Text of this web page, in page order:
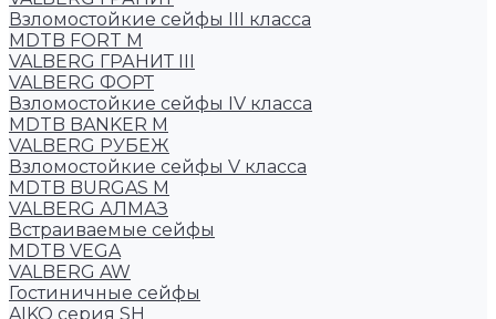
Взломостойкие сейфы III класса
MDTB FORT M
VALBERG ГРАНИТ III
VALBERG ФОРТ
Взломостойкие сейфы IV класса
MDTB BANKER M
VALBERG РУБЕЖ
Взломостойкие сейфы V класса
MDTB BURGAS M
VALBERG АЛМАЗ
Встраиваемые сейфы
MDTB VEGA
VALBERG AW
Гостиничные сейфы
AIKO серия SH